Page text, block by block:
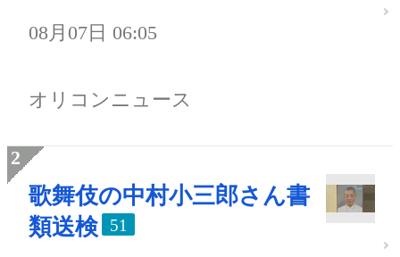
08月07日 06:05
オリコンニュース
歌舞伎の中村小三郎さん書
類送検
51